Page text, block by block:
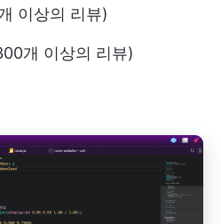
이상의 리뷰)
개 이상의 리뷰)